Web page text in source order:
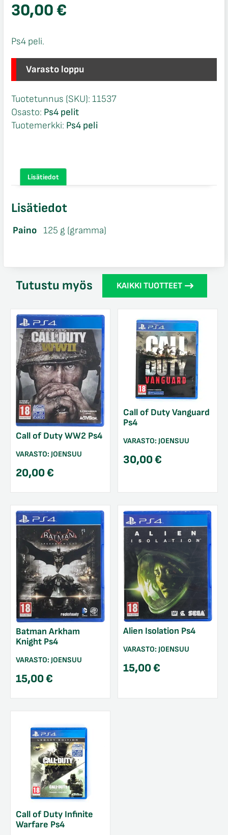
30,00€
Ps4 peli.
Varasto loppu
Tuotetunnus (SKU): 11537
Osasto: Ps4 pelit
Tuotemerkki: Ps4 peli
Lisätiedot
Lisätiedot
Paino 125 g (gramma)
Tutustu myös KAIKKI TUOTTEET
Call of Duty WW2 Ps4
VARASTO: JOENSUU
20,00€
Call of Duty Vanguard
Ps4
VARASTO: JOENSUU
30,00€
Batman Arkham
Knight Ps4
VARASTO: JOENSUU
15,00€
Alien Isolation Ps4
VARASTO: JOENSUU
15,00€
Call of Duty Infinite
Warfare Ps4